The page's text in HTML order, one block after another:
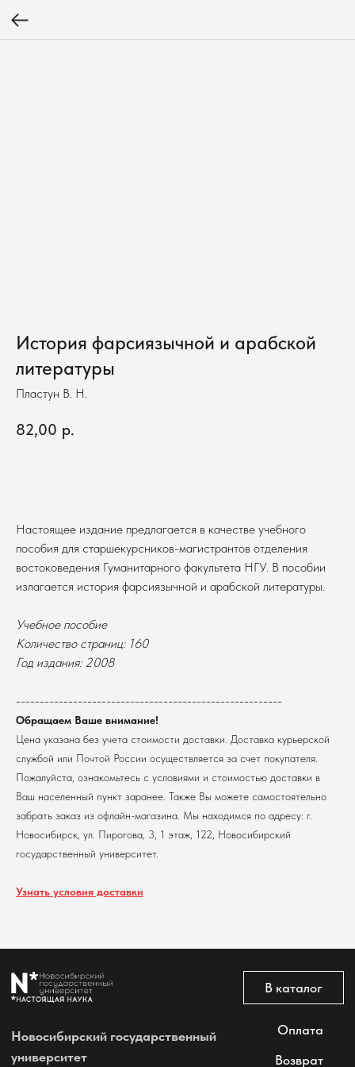
История фарсиязычной и арабской
литературы
Пластун В. Н.
82,00 р.
Настоящее издание предлагается в качестве учебного
пособия для старшекурсников-магистрантов отделения
востоковедения Гуманитарного факультета НГУ. В пособии
излагается история фарсиязычной и арабской литературы.
Учебное пособие
Количество страниц: 160
Год издания: 2008
--------------------------------------------------------
Обращаем Ваше внимание!
Цена указана без учета стоимости доставки. Доставка курьерской
службой или Почтой России осуществляется за счет покупателя.
Пожалуйста, ознакомьтесь с условиями и стоимостью доставки в
Ваш населенный пункт заранее. Также Вы можете самостоятельно
забрать заказ из офлайн-магазина. Мы находимся по адресу: г.
Новосибирск, ул. Пирогова, 3, 1 этаж, 122, Новосибирский
государственный университет.
Узнать условия доставки
В каталог
Доставка
Возврат
Контакты
Мерч НГУ
пользователей сайта
Новосибирский государственный
университет
ИНН 5408106490
КПП 540801001